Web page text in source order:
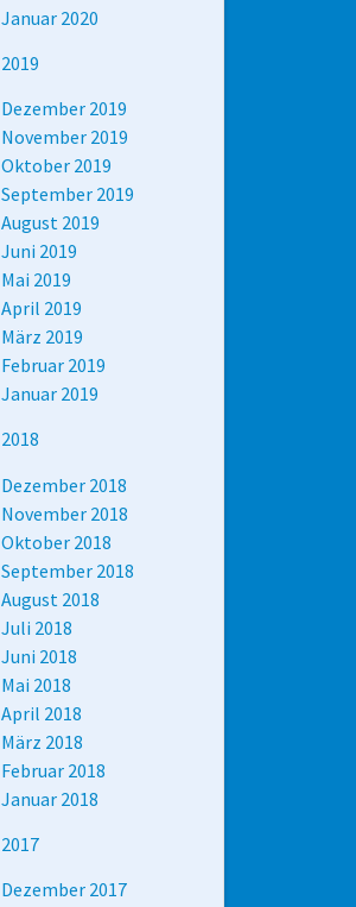
Januar 2020
2019
Dezember 2019
November 2019
Oktober 2019
September 2019
August 2019
Juni 2019
Mai 2019
April 2019
März 2019
Februar 2019
Januar 2019
2018
Dezember 2018
November 2018
Oktober 2018
September 2018
August 2018
Juli 2018
Juni 2018
Mai 2018
April 2018
März 2018
Februar 2018
Januar 2018
2017
Dezember 2017